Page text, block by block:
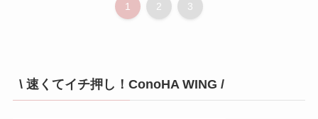
1 2 3
\ 速くてイチ押し！ConoHA WING /